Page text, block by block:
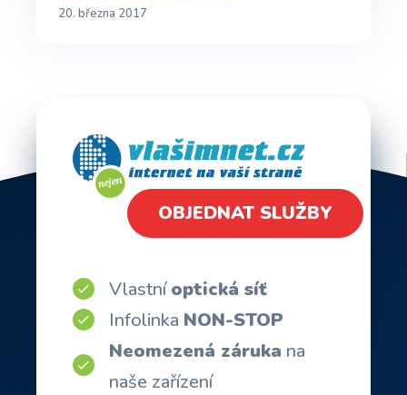
20. března 2017
OBJEDNAT SLUŽBY
Vlastníoptická síť
Infolinka NON-STOP
Neomezená záruka na
naše zařízení